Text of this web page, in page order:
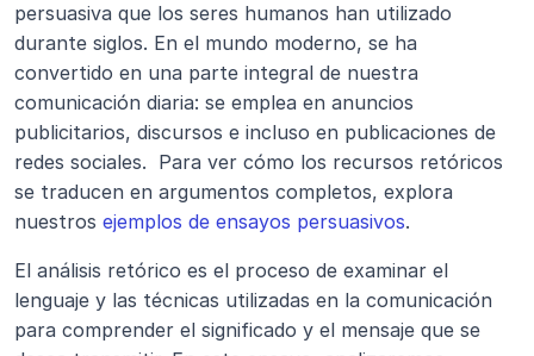
persuasiva que los seres humanos han utilizado
durante siglos. En el mundo moderno, se ha
convertido en una parte integral de nuestra
comunicación diaria: se emplea en anuncios
publicitarios, discursos e incluso en publicaciones de
redes sociales.  Para ver cómo los recursos retóricos
se traducen en argumentos completos, explora
nuestros ejemplos de ensayos persuasivos.
El análisis retórico es el proceso de examinar el
lenguaje y las técnicas utilizadas en la comunicación
para comprender el significado y el mensaje que se